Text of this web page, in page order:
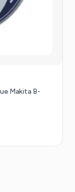
Makita B-